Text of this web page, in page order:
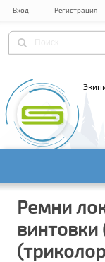
Вход Регистрация
Ремни
винтовки